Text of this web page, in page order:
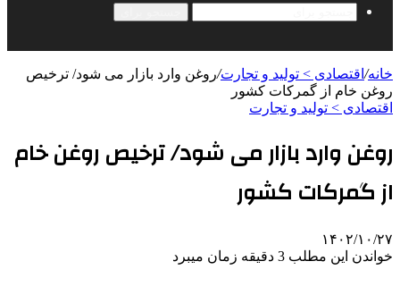
خانه/ اقتصادی > تولید و تجارت/روغن وارد بازار می شود/ ترخیص
روغن خام از گمرکات کشور
اقتصادی > تولید و تجارت
روغن وارد بازار می شود/ ترخیص روغن خام
از گمرکات کشور
۱۴۰۲/۱۰/۲۷
خواندن این مطلب 3 دقیقه زمان میبرد